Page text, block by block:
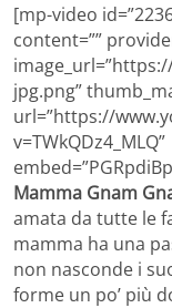
[mp-video
content=””
jpg.png”
url=”https://
v=TWkQDz4_MLQ”
Mamma Gnam
amata da tutte le
mamma ha una
non nasconde i
forme un po’ più